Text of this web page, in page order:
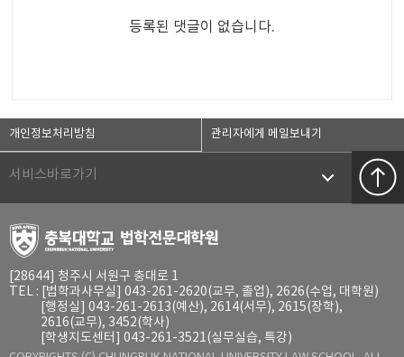
등록된 댓글이 없습니다.
개인정보처리방침 관리자에게 메일보내기
서비스바로가기
[28644] 청주시 서원구 충대로 1
TEL : [법학과사무실] 043-261-2620(교무, 졸업), 2626(수업, 대학원)
[행정실] 043-261-2613(예산), 2614(서무), 2615(장학),
2616(교무), 3452(학사)
[학생지도센터] 043-261-3521(실무실습, 특강)